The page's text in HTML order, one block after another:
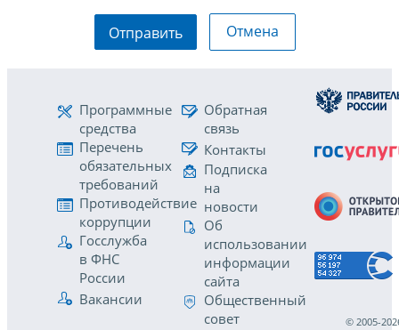
Отправить Отмена
Программные
средства
Перечень
обязательных
требований
Противодействие
коррупции
Госслужба
в ФНС
России
Вакансии
Обратная
связь
Контакты
Подписка
на
новости
Об
использовании
информации
сайта
Общественный
совет
© 2005-